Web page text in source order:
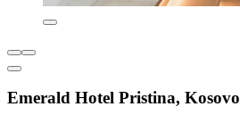
Emerald Hotel Pristina, Kosovo